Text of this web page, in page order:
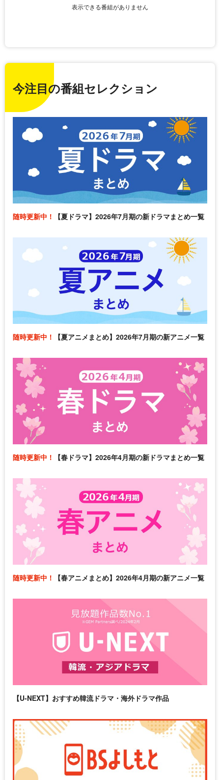
表示できる番組がありません
今注目の番組セレクション
随時更新中！ 【夏ドラマ】2026年7月期の新ドラマまとめ一覧
随時更新中！ 【夏アニメまとめ】2026年7月期の新アニメ一覧
随時更新中！ 【春ドラマ】2026年4月期の新ドラマまとめ一覧
随時更新中！ 【春アニメまとめ】2026年4月期の新アニメ一覧
【U-NEXT】おすすめ韓流ドラマ・海外ドラマ作品